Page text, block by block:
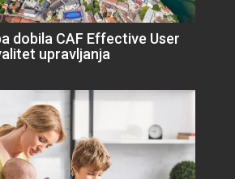
dobila CAF Effective User
upravljanja